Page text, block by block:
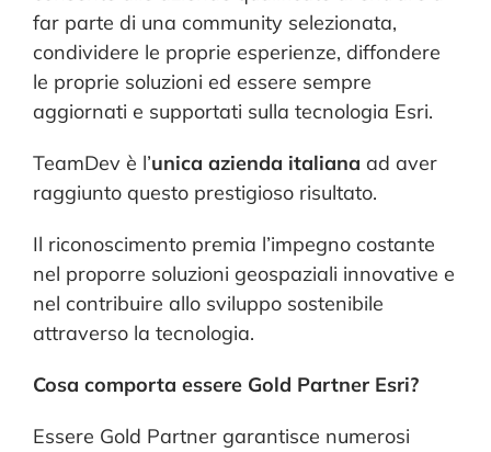
far parte di una community selezionata,
condividere le proprie esperienze, diffondere
le proprie soluzioni ed essere sempre
aggiornati e supportati sulla tecnologia Esri.
TeamDev è l’unica azienda italiana ad aver
raggiunto questo prestigioso risultato.
Il riconoscimento premia l’impegno costante
nel proporre soluzioni geospaziali innovative e
nel contribuire allo sviluppo sostenibile
attraverso la tecnologia.
Cosa comporta essere Gold Partner Esri?
Essere Gold Partner garantisce numerosi